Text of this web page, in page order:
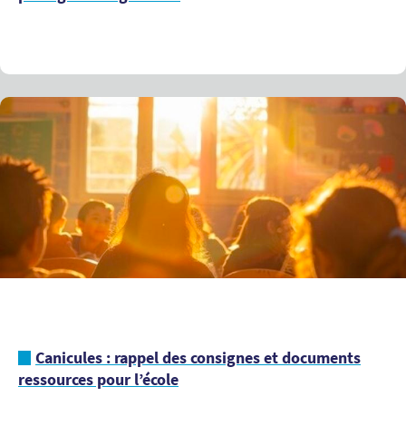
Canicules : rappel des consignes et documents
ressources pour l’école